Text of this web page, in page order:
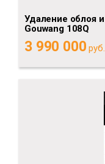
Удаление облоя
Gouwang 108Q
3 990 000 руб.